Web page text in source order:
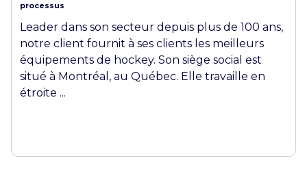
processus
Leader dans son secteur depuis plus de 100 ans,
notre client fournit à ses clients les meilleurs
équipements de hockey. Son siège social est
situé à Montréal, au Québec. Elle travaille en
étroite ...